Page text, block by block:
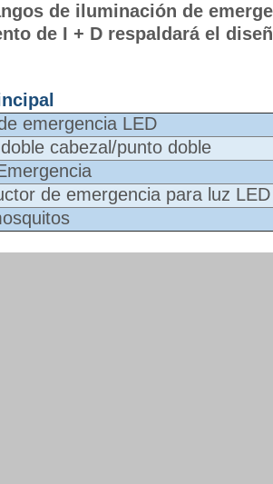
de iluminación de
de I + D respaldará el
emergencia LED
cabezal/punto doble
de emergencia para luz LED